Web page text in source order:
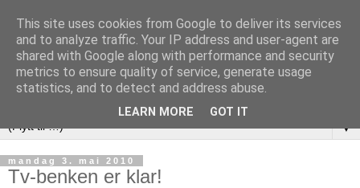
▼
mandag 3. mai 2010
Tv-benken er klar!
This site uses cookies from Google to deliver its services
and to analyze traffic. Your IP address and user-agent are
shared with Google along with performance and security
metrics to ensure quality of service, generate usage
statistics, and to detect and address abuse.
LEARN MORE GOT IT